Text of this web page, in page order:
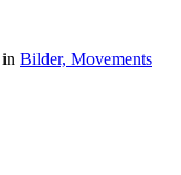
Bilder, Movements